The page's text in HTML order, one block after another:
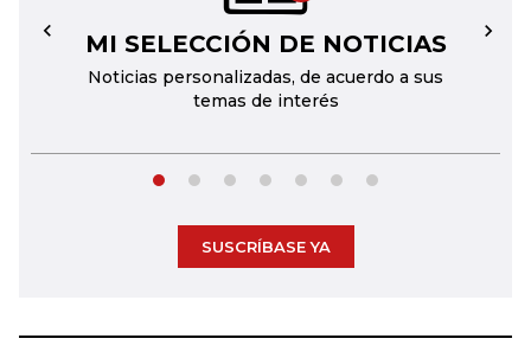
MI SELECCIÓN DE NOTICIAS
Noticias personalizadas, de acuerdo a sus
temas de interés
← →
SUSCRÍBASE YA